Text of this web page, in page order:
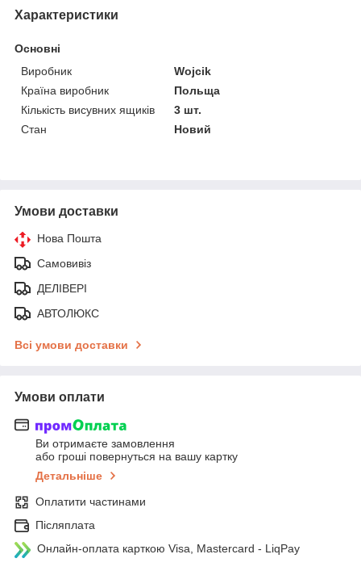
Характеристики
Основні
Виробник
Wojcik
Країна виробник
Польща
Кількість висувних ящиків
3 шт.
Стан
Новий
Умови доставки
Нова Пошта
Самовивіз
ДЕЛІВЕРІ
АВТОЛЮКС
Всі умови доставки
Умови оплати
Ви отримаєте замовлення
або гроші повернуться на вашу картку
Детальніше
Оплатити частинами
Післяплата
Онлайн-оплата карткою Visa, Mastercard - LiqPay